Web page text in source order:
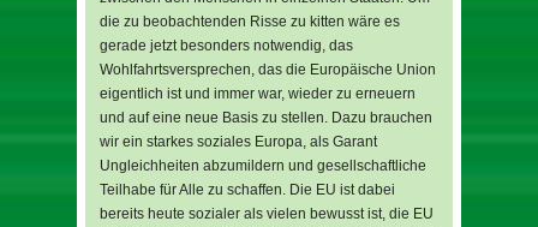
die zu beobachtenden Risse zu kitten wäre es
gerade jetzt besonders notwendig, das
Wohlfahrtsversprechen, das die Europäische Union
eigentlich ist und immer war, wieder zu erneuern
und auf eine neue Basis zu stellen. Dazu brauchen
wir ein starkes soziales Europa, als Garant
Ungleichheiten abzumildern und gesellschaftliche
Teilhabe für Alle zu schaffen. Die EU ist dabei
bereits heute sozialer als vielen bewusst ist, die EU